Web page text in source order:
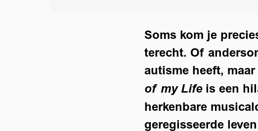
Soms kom je
terecht. Of
autisme heeft,
of my Lifeis een
herkenbare
geregisseerde